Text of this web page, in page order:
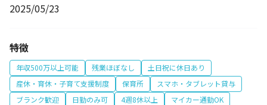
2025/05/23
特徴
年収500万以上可能 残業ほぼなし
土日祝に休日あり
産休・育休・子育て支援制度
保育所
スマホ・タブレット貸与
ブランク歓迎
日勤のみ可 4週8休以上
マイカー通勤OK